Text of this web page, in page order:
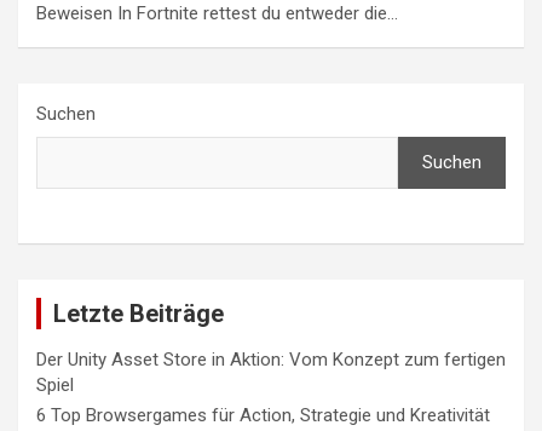
Beweisen In Fortnite rettest du entweder die…
Suchen
Suchen
Letzte Beiträge
Der Unity Asset Store in Aktion: Vom Konzept zum fertigen
Spiel
6 Top Browsergames für Action, Strategie und Kreativität